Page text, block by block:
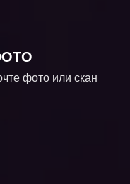
фото или скан